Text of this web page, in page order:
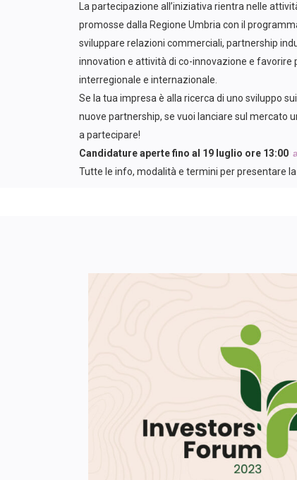
La partecipazione all’iniziativa rientra nelle
promosse dalla Regione Umbria con il
sviluppare relazioni commerciali, partnership
innovation e attività di co-innovazione e favorire
interregionale e internazionale.
Se la tua impresa è alla ricerca di uno sviluppo
nuove partnership, se vuoi lanciare sul mercato
a partecipare!
Candidature aperte fino al 19 luglio ore 13:00
Tutte le info, modalità e termini per presentare